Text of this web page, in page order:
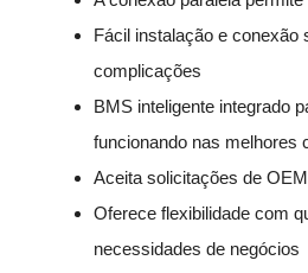
Fácil instalação e
complicações
BMS inteligente integrado
funcionando nas melhores
Aceita solicitações de
Oferece flexibilidade com
necessidades de negócios